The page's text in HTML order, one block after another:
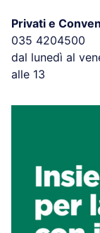
Privati e
035 4204500
dal lunedì al
alle 13